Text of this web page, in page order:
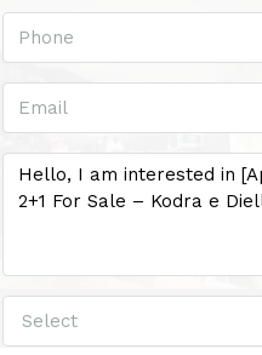
Select